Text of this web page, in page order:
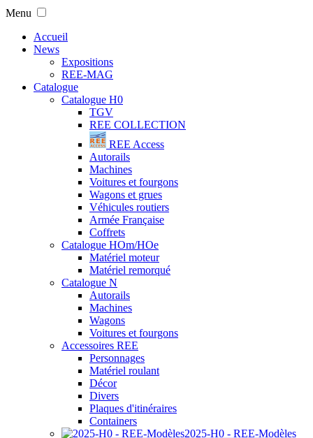
Menu
Accueil
News
Expositions
REE-MAG
Catalogue
Catalogue H0
TGV
REE COLLECTION
REE Access
Autorails
Machines
Voitures et fourgons
Wagons et grues
Véhicules routiers
Armée Française
Coffrets
Catalogue HOm/HOe
Matériel moteur
Matériel remorqué
Catalogue N
Autorails
Machines
Wagons
Voitures et fourgons
Accessoires REE
Personnages
Matériel roulant
Décor
Divers
Plaques d'itinéraires
Containers
2025-H0 - REE-Modèles